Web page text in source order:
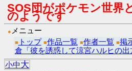
SOS団がポケモン世界
のようです
● メニュー
■ トップ ■作品一覧 ■作者一覧 ■掲
倉「彼を誘惑して涼宮ハルヒの出
小中大